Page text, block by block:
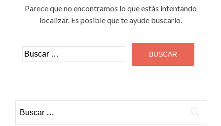
Parece que no encontramos lo que estás intentando
localizar. Es posible que te ayude buscarlo.
Buscar: